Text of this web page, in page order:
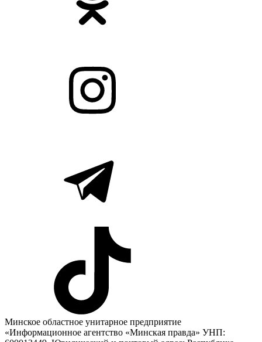
Минское областное унитарное предприятие
«Информационное агентство «Минская правда» УНП: